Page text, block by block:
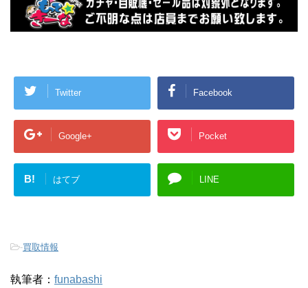
Twitter Facebook
Google+ Pocket
B! はてブ LINE
-買取情報
執筆者： funabashi